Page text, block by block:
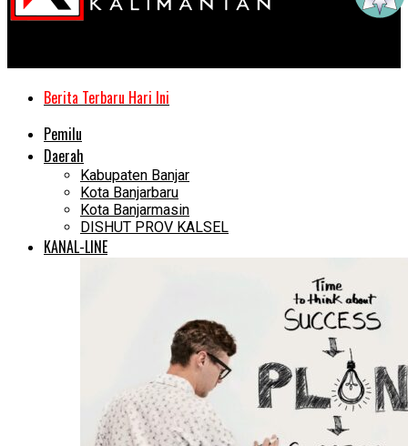
Berita Terbaru Hari Ini
Pemilu
Daerah
Kabupaten Banjar
Kota Banjarbaru
Kota Banjarmasin
DISHUT PROV KALSEL
KANAL-LINE